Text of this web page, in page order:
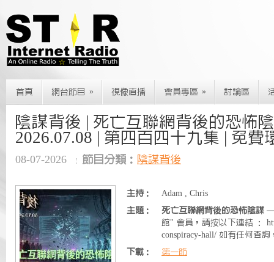
首頁 網台節目 » 視像直播 會員專區 » 討論區
陰謀背後 | 死亡互聯網背後的恐怖
2026.07.08 | 第四百四十九集 | 免費
08-07-2026 節目分類： 陰謀背後
主持：
Adam , Chris
主題：
死亡互聯網背後的恐怖陰謀 —
館" 會員，請按以下連結 ：
conspiracy-hall/ 如有任何查詢
下載：
第一節